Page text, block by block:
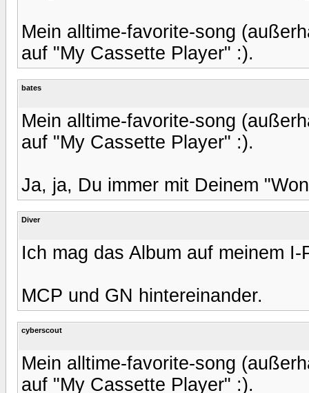
Mein alltime-favorite-song
auf "My Cassette Player" :).
bates
Mein alltime-favorite-song
auf "My Cassette Player" :).
Ja, ja, Du immer mit Deinem
Diver
Ich mag das Album auf meinem
MCP und GN hintereinander.
cyberscout
Mein alltime-favorite-song
auf "My Cassette Player" :).